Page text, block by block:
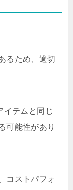
るため、適切
イテムと同じ
可能性があり
コストパフォ